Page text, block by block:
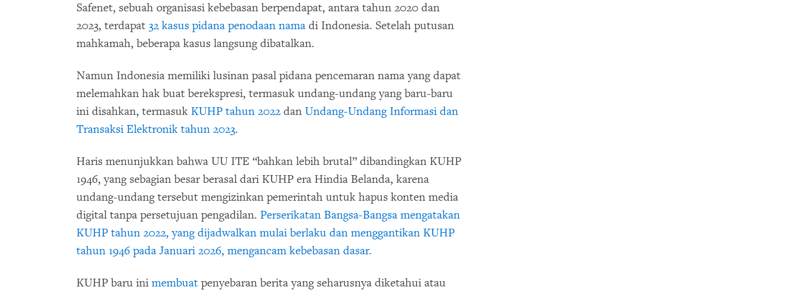
Safenet, sebuah organisasi kebebasan berpendapat, antara tahun 2020 dan
2023, terdapat 32 kasus pidana penodaan nama di Indonesia. Setelah putusan
mahkamah, beberapa kasus langsung dibatalkan.
Namun Indonesia memiliki lusinan pasal pidana pencemaran nama yang dapat
melemahkan hak buat berekspresi, termasuk undang-undang yang baru-baru
ini disahkan, termasuk KUHP tahun 2022 dan Undang-Undang Informasi dan
Transaksi Elektronik tahun 2023.
Haris menunjukkan bahwa UU ITE “bahkan lebih brutal” dibandingkan KUHP
1946, yang sebagian besar berasal dari KUHP era Hindia Belanda, karena
undang-undang tersebut mengizinkan pemerintah untuk hapus konten media
digital tanpa persetujuan pengadilan. Perserikatan Bangsa-Bangsa mengatakan
KUHP tahun 2022, yang dijadwalkan mulai berlaku dan menggantikan KUHP
tahun 1946 pada Januari 2026, mengancam kebebasan dasar.
KUHP baru ini membuat penyebaran berita yang seharusnya diketahui atau